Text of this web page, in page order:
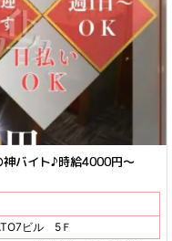
神バイト♪時給4000円～
ビル 5Ｆ